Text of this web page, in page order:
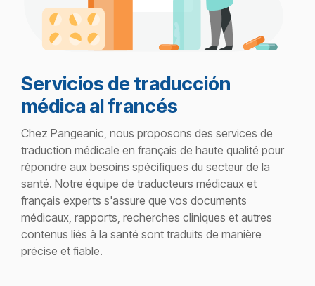
Servicios de traducción
médica al francés
Chez Pangeanic, nous proposons des services de
traduction médicale en français de haute qualité pour
répondre aux besoins spécifiques du secteur de la
santé. Notre équipe de traducteurs médicaux et
français experts s'assure que vos documents
médicaux, rapports, recherches cliniques et autres
contenus liés à la santé sont traduits de manière
précise et fiable.